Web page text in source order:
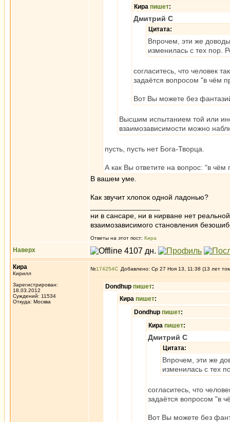
Кира пишет:
Дмитрий С
Цитата:
Впрочем, эти же
изменилась с тех пор.
согласитесь, что человек
задаётся вопросом "в чём
Вот Вы можете без
Высшим испытанием той или
взаимозависимости можно
пусть, пусть нет Бога-Творца.
А как Вы ответите на вопрос: "в
В вашем уме.
Как звучит хлопок одной ладонью?
ни в сансаре, ни в нирване нет
взаимозависимого становления
Ответы на этот пост: Кира
Наверх
Кира
Кирилл
Зарегистрирован:
18.03.2012
Суждений: 11534
Откуда: Москва
№174254 Добавлено: Ср 27 Ноя 13, 11:38 (13 лет
Dondhup пишет:
Кира пишет:
Dondhup пишет:
Кира пишет:
Дмитрий С
Цитата:
Впрочем, эти же
изменилась с тех
согласитесь, что
задаётся вопросом "в
Вот Вы можете без